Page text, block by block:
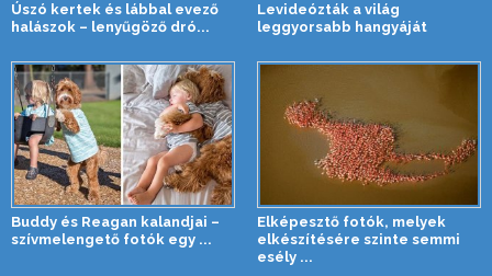
Úszó kertek és lábbal evező
halászok – lenyűgöző dró...
Levideózták a világ
leggyorsabb hangyáját
Buddy és Reagan kalandjai –
szívmelengető fotók egy ...
Elképesztő fotók, melyek
elkészítésére szinte semmi
esély ...